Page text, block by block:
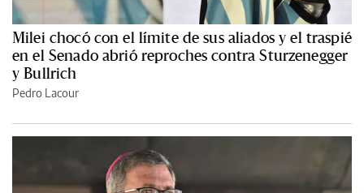
Milei chocó con el límite de sus aliados y el traspié
en el Senado abrió reproches contra Sturzenegger
y Bullrich
Pedro Lacour